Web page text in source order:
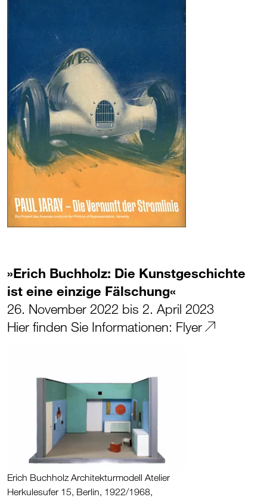
»Erich Buchholz: Die Kunstgeschichte
ist eine einzige Fälschung«
26. November 2022 bis 2. April 2023
Hier finden Sie Informationen: Flyer
Erich Buchholz Architekturmodell Atelier
Herkulesufer 15, Berlin, 1922/1968,